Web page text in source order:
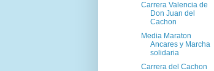
Carrera Valencia de
Don Juan del
Cachon
Media Maraton
Ancares y Marcha
solidaria
Carrera del Cachon